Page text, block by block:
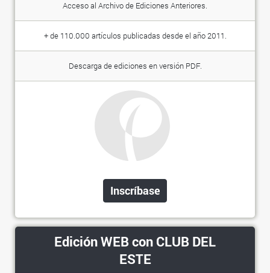
Acceso al Archivo de Ediciones Anteriores.
+ de 110.000 artículos publicadas desde el año 2011.
Descarga de ediciones en versión PDF.
Inscríbase
Edición WEB con CLUB DEL
ESTE